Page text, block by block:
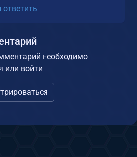
ответить
необходимо
или войти